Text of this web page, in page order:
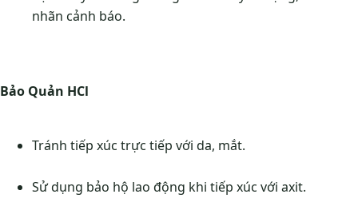
nhãn cảnh báo.
Bảo Quản HCl
Tránh tiếp xúc trực tiếp với da, mắt.
Sử dụng bảo hộ lao động khi tiếp xúc với axit.